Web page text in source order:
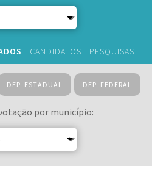
CANDIDATOS PESQUISAS
DEP. ESTADUAL DEP. FEDERAL
por município: